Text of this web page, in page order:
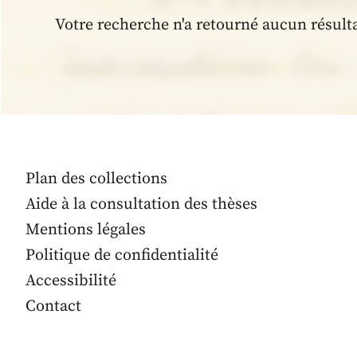
Votre recherche n'a retourné aucun
Plan des collections
Aide à la consultation des thèses
Mentions légales
Politique de confidentialité
Accessibilité
Contact